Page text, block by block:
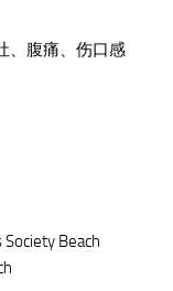
、腹痛、伤口感
Beach